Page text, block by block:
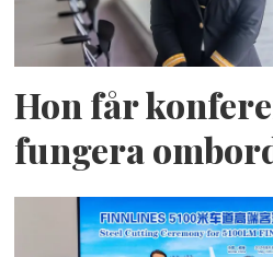
Hon får
fungera